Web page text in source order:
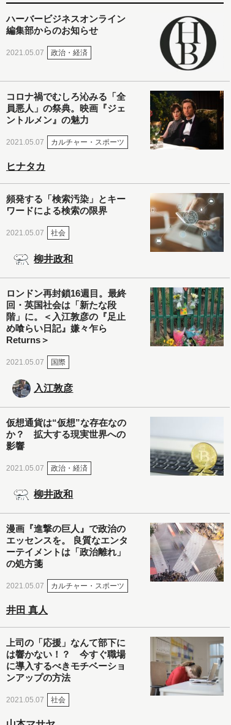
ハーバービジネスオンライン
編集部からのお知らせ
2021.05.07 政治・経済
コロナ禍でむしろ沁みる「全
員悪人」の祭典。映画『ジェ
ントルメン』の魅力
2021.05.07 カルチャー・スポーツ
ヒナタカ
頻発する「検索汚染」とキー
ワードによる検索の限界
2021.05.07 社会
柳井政和
ロンドン再封鎖16週目。最終
回・英国社会は「新たな段
階」に。＜入江敦彦の『足止
め喰らい日記』嫌々乍ら
Returns＞
2021.05.07 国際
入江敦彦
仮想通貨は“仮想”な存在なの
か？ 拡大する現実世界への
影響
2021.05.07 政治・経済
柳井政和
漫画『進撃の巨人』で政治の
エッセンスを。 良質なエンタ
ーテイメントは「政治離れ」
の処方箋
2021.05.07 カルチャー・スポーツ
井田 真人
上司の「応援」なんて部下に
は響かない！？ 今すぐ職場
に導入するべきモチベーショ
ンアップの方法
2021.05.07 社会